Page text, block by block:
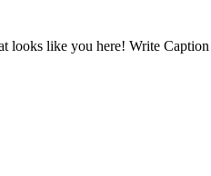
looks like you here! Write Caption